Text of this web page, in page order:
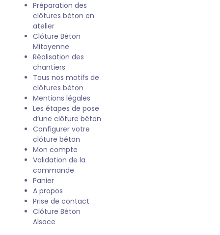
Préparation des
clôtures béton en
atelier
Clôture Béton
Mitoyenne
Réalisation des
chantiers
Tous nos motifs de
clôtures béton
Mentions légales
Les étapes de pose
d’une clôture béton
Configurer votre
clôture béton
Mon compte
Validation de la
commande
Panier
A propos
Prise de contact
Clôture Béton
Alsace